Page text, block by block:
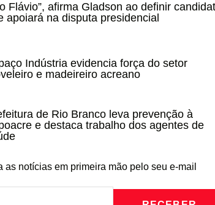
Flávio”, afirma Gladson ao definir
apoiará na disputa presidencial
Indústria evidencia força do setor
e madeireiro acreano
de Rio Branco leva prevenção à
e destaca trabalho dos agentes de
as notícias em primeira mão pelo seu e-mail